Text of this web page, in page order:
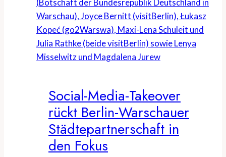
Social-Media-Takeover
rückt Berlin-Warschauer
Städtepartnerschaft in
den Fokus